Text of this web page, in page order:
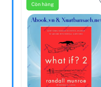
Còn hàng